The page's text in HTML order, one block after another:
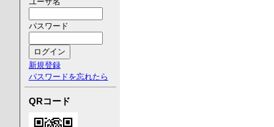
パスワード
新規登録
パスワードを忘れたら
QRコード